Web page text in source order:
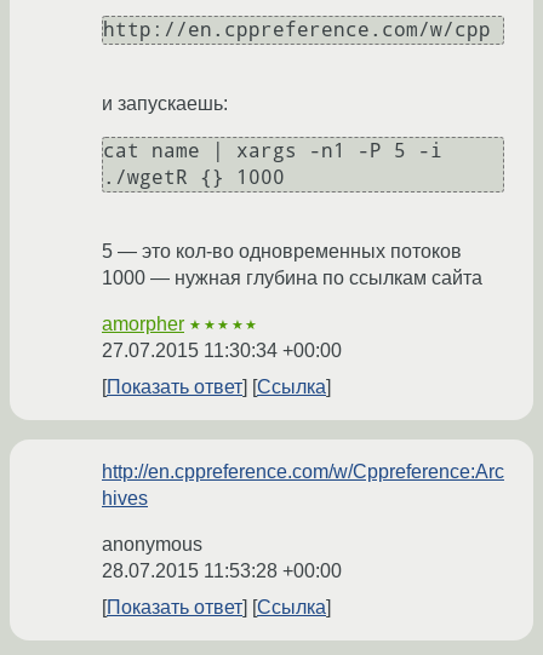
и запускаешь:
cat name | xargs -n1 -P 5 -i
5 — это кол-во одновременных потоков
1000 — нужная глубина по ссылкам сайта
amorpher ★★★★★
27.07.2015 11:30:34 +00:00
Показать ответ
Ссылка
http://en.cppreference.com/w/Cppreference:Arc
hives
anonymous
28.07.2015 11:53:28 +00:00
Показать ответ
Ссылка